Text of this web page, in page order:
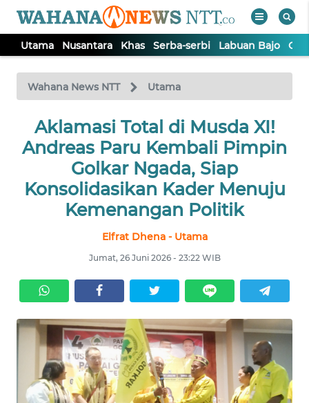
Utama Nusantara Khas Serba-serbi Labuan Bajo
Wahana News NTT Utama
Aklamasi Total di Musda XI!
Andreas Paru Kembali Pimpin
Golkar Ngada, Siap
Konsolidasikan Kader Menuju
Kemenangan Politik
Elfrat Dhena - Utama
Jumat, 26 Juni 2026 - 23:22 WIB
TV
Tutup
UTAMA
NUSANTARA
LABUAN
OPINI
Informasi